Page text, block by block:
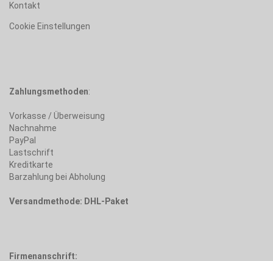
Kontakt
Cookie Einstellungen
Zahlungsmethoden:
Vorkasse / Überweisung
Nachnahme
PayPal
Lastschrift
Kreditkarte
Barzahlung bei Abholung
Versandmethode: DHL-Paket
Firmenanschrift: